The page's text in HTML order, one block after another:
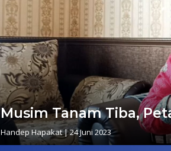
Musim Tanam Tiba,
Handep Hapakat|24 Juni 2023